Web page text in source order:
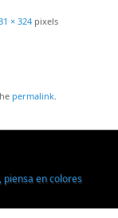
× 324 pixels
permalink